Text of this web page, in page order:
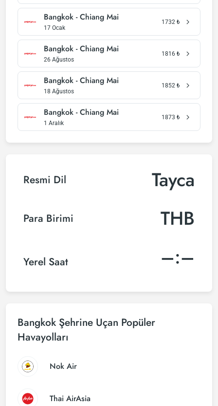
Bangkok - Chiang Mai
17 Ocak
1732 ₺
Bangkok - Chiang Mai
26 Ağustos
1816 ₺
Bangkok - Chiang Mai
18 Ağustos
1852 ₺
Bangkok - Chiang Mai
1 Aralık
1873 ₺
Resmi Dil Tayca
Para Birimi THB
Yerel Saat –:–
Bangkok Şehrine Uçan Popüler
Havayolları
Nok Air
Thai AirAsia